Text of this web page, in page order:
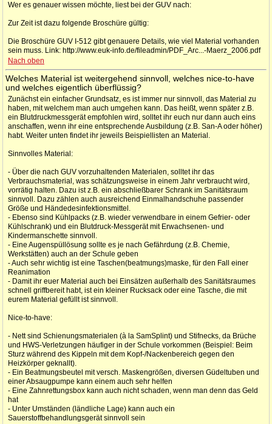
Wer es genauer wissen möchte, liest bei der GUV nach:
Zur Zeit ist dazu folgende Broschüre gültig:
Die Broschüre GUV I-512 gibt genauere Details, wie viel Material vorhanden
sein muss. Link: http://www.euk-info.de/fileadmin/PDF_Arc...-Maerz_2006.pdf
Nach oben
Welches Material ist weitergehend sinnvoll, welches nice-to-have
und welches eigentlich überflüssig?
Zunächst ein einfacher Grundsatz, es ist immer nur sinnvoll, das Material zu
haben, mit welchem man auch umgehen kann. Das heißt, wenn später z.B.
ein Blutdruckmessgerät empfohlen wird, solltet ihr euch nur dann auch eins
anschaffen, wenn ihr eine entsprechende Ausbildung (z.B. San-A oder höher)
habt. Weiter unten findet ihr jeweils Beispiellisten an Material.
Sinnvolles Material:
- Über die nach GUV vorzuhaltenden Materialen, solltet ihr das
Verbrauchsmaterial, was schätzungsweise in einem Jahr verbraucht wird,
vorrätig halten. Dazu ist z.B. ein abschließbarer Schrank im Sanitätsraum
sinnvoll. Dazu zählen auch ausreichend Einmalhandschuhe passender
Größe und Händedesinfektionsmittel.
- Ebenso sind Kühlpacks (z.B. wieder verwendbare in einem Gefrier- oder
Kühlschrank) und ein Blutdruck-Messgerät mit Erwachsenen- und
Kindermanschette sinnvoll.
- Eine Augenspüllösung sollte es je nach Gefährdung (z.B. Chemie,
Werkstätten) auch an der Schule geben
- Auch sehr wichtig ist eine Taschen(beatmungs)maske, für den Fall einer
Reanimation
- Damit ihr euer Material auch bei Einsätzen außerhalb des Sanitätsraumes
schnell griffbereit habt, ist ein kleiner Rucksack oder eine Tasche, die mit
eurem Material gefüllt ist sinnvoll.
Nice-to-have:
- Nett sind Schienungsmaterialen (à la SamSplint) und Stifnecks, da Brüche
und HWS-Verletzungen häufiger in der Schule vorkommen (Beispiel: Beim
Sturz während des Kippeln mit dem Kopf-/Nackenbereich gegen den
Heizkörper geknallt).
- Ein Beatmungsbeutel mit versch. Maskengrößen, diversen Güdeltuben und
einer Absaugpumpe kann einem auch sehr helfen
- Eine Zahnrettungsbox kann auch nicht schaden, wenn man denn das Geld
hat
- Unter Umständen (ländliche Lage) kann auch ein
Sauerstoffbehandlungsgerät sinnvoll sein